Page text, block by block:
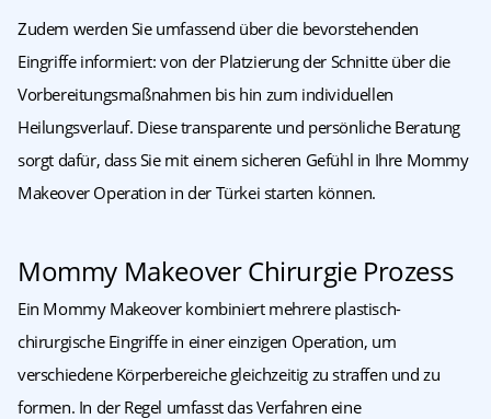
Zudem werden Sie umfassend über die bevorstehenden
Eingriffe informiert: von der Platzierung der Schnitte über die
Vorbereitungsmaßnahmen bis hin zum individuellen
Heilungsverlauf. Diese transparente und persönliche Beratung
sorgt dafür, dass Sie mit einem sicheren Gefühl in Ihre Mommy
Makeover Operation in der Türkei starten können.
Mommy Makeover Chirurgie Prozess
Ein Mommy Makeover kombiniert mehrere plastisch-
chirurgische Eingriffe in einer einzigen Operation, um
verschiedene Körperbereiche gleichzeitig zu straffen und zu
formen. In der Regel umfasst das Verfahren eine